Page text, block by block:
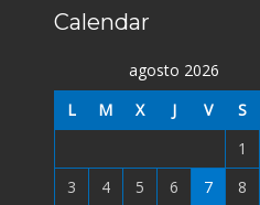
Calendar
agosto 2026
L
M X J V S
1
3
4 5 6 7 8